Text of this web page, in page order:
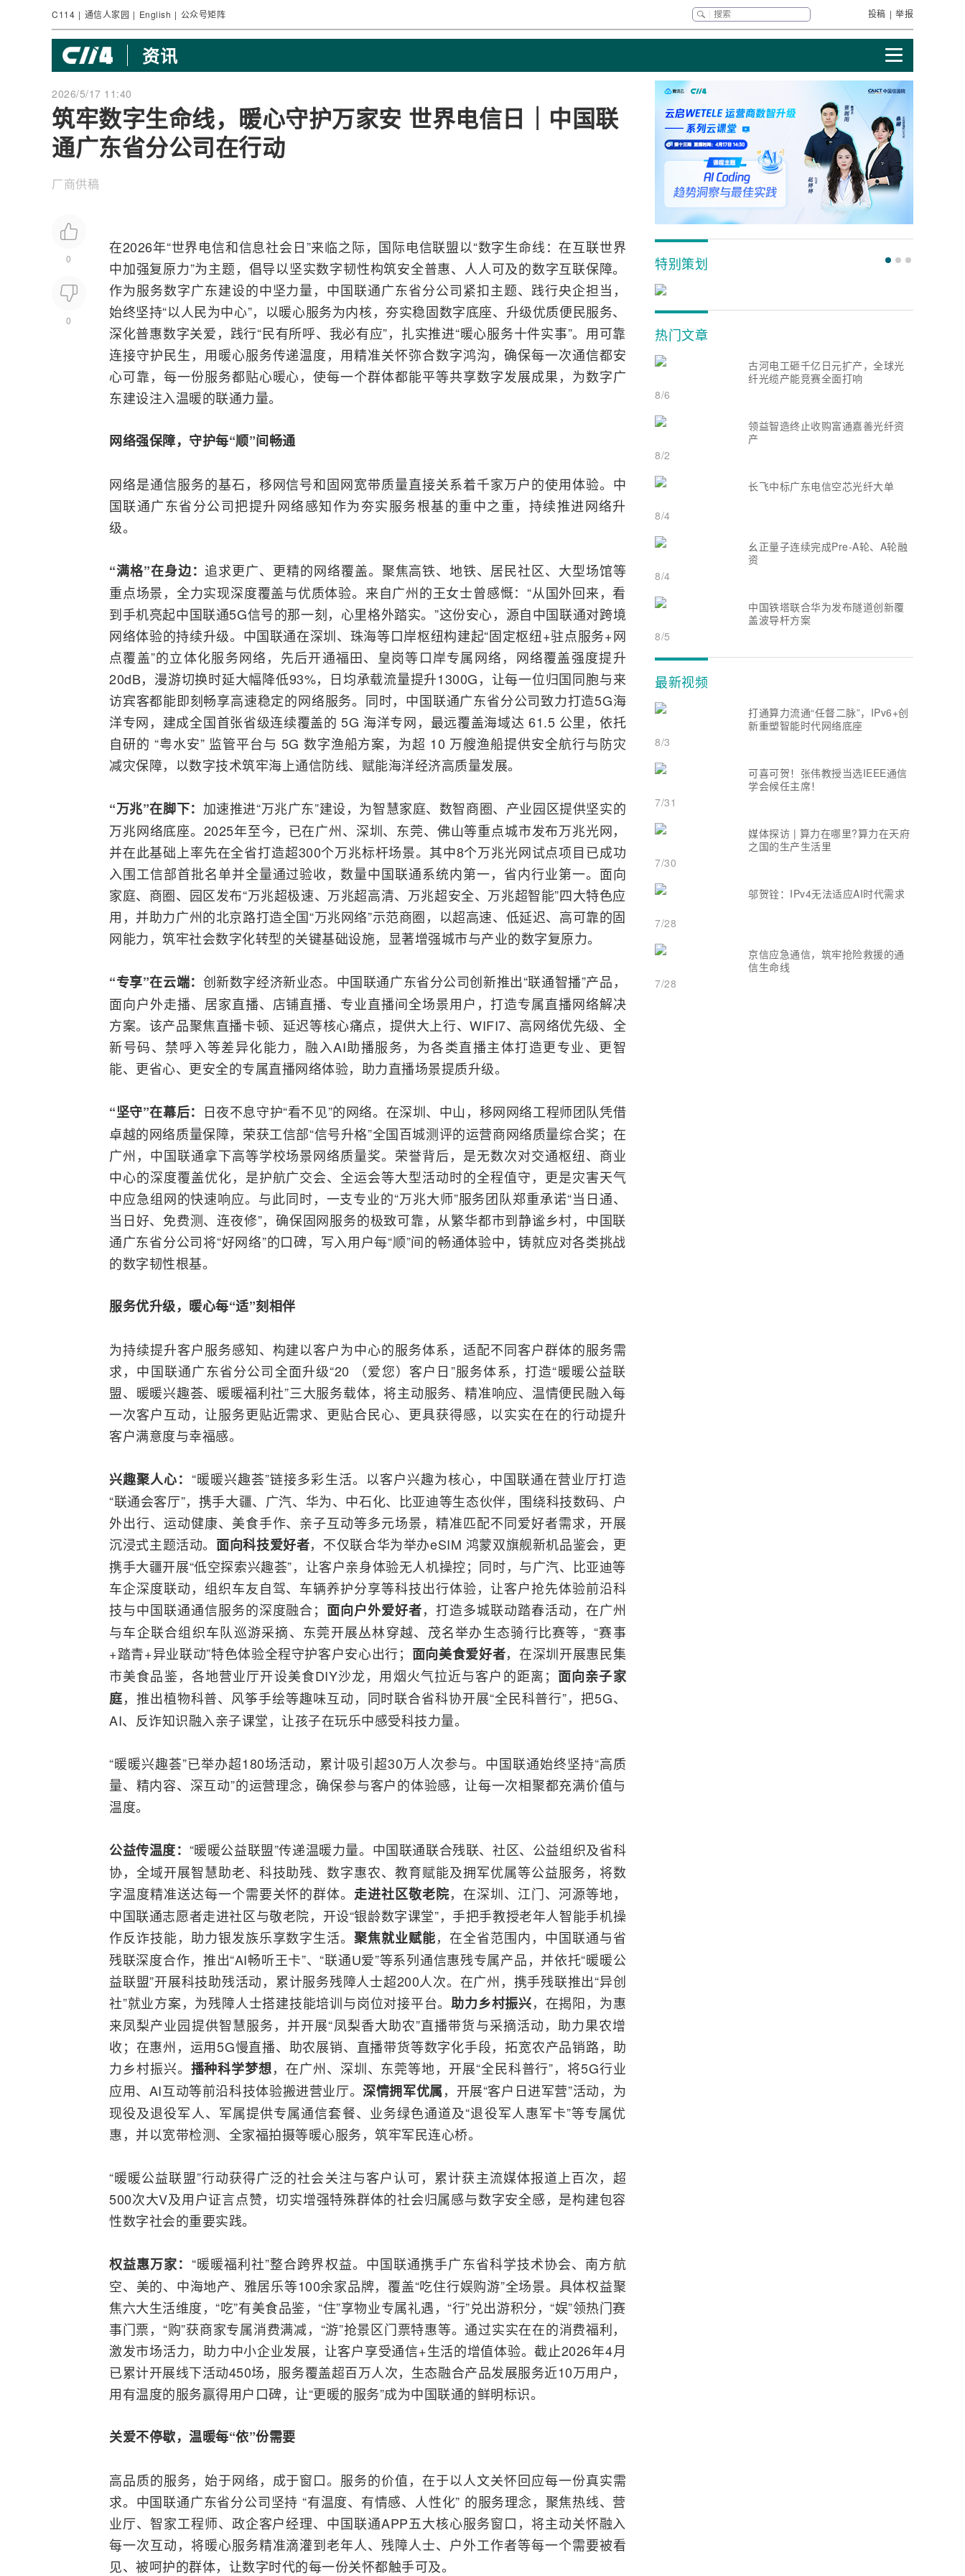
C114 | 通信人家园 | English | 公众号矩阵 投稿 | 举报
资讯
2026/5/17 11:40
筑牢数字生命线，暖心守护万家安 世界电信日｜中国联
通广东省分公司在行动
厂商供稿
0
0
在2026年“世界电信和信息社会日”来临之际，国际电信联盟以“数字生命线：在互联世界
中加强复原力”为主题，倡导以坚实数字韧性构筑安全普惠、人人可及的数字互联保障。
作为服务数字广东建设的中坚力量， 中国联通广东省分公司紧扣主题、践行央企担当，
始终坚持“以人民为中心”，以暖心服务为内核，夯实稳固数字底座、升级优质便民服务、
深化普惠数字关爱，践行“民有所呼、我必有应”，扎实推进“暖心服务十件实事”。用可靠
连接守护民生，用暖心服务传递温度，用精准关怀弥合数字鸿沟，确保每一次通信都安
心可靠，每一份服务都贴心暖心，使每一个群体都能平等共享数字发展成果，为数字广
东建设注入温暖的联通力量。
网络强保障，守护每“顺”间畅通
网络是通信服务的基石，移网信号和固网宽带质量直接关系着千家万户的使用体验。中
国联通广东省分公司把提升网络感知作为夯实服务根基的重中之重，持续推进网络升
级。
“满格”在身边：追求更广、更精的网络覆盖。聚焦高铁、地铁、居民社区、大型场馆等
重点场景，全力实现深度覆盖与优质体验。来自广州的王女士曾感慨：“从国外回来，看
到手机亮起中国联通5G信号的那一刻，心里格外踏实。”这份安心，源自中国联通对跨境
网络体验的持续升级。中国联通在深圳、珠海等口岸枢纽构建起“固定枢纽+驻点服务+网
点覆盖”的立体化服务网络，先后开通福田、皇岗等口岸专属网络，网络覆盖强度提升
20dB， 漫游切换时延大幅降低93%，日均承载流量提升1300G，让每一位归国同胞与来
访宾客都能即刻畅享高速稳定的网络服务。同时，中国联通广东省分公司致力打造5G海
洋专网，建成全国首张省级连续覆盖的 5G 海洋专网，最远覆盖海域达 61.5 公里，依托
自研的 “粤水安” 监管平台与 5G 数字渔船方案，为超 10 万艘渔船提供安全航行与防灾
减灾保障，以数字技术筑牢海上通信防线、赋能海洋经济高质量发展。
“万兆”在脚下： 加速推进“万兆广东”建设，为智慧家庭、数智商圈、产业园区提供坚实的
万兆网络底座。2025年至今，已在广州、深圳、东莞、佛山等重点城市发布万兆光网，
并在此基础上率先在全省打造超300个万兆标杆场景。其中8个万兆光网试点项目已成功
入围工信部首批名单并全量通过验收，数量中国联通系统内第一，省内行业第一。面向
家庭、商圈、园区发布“万兆超极速、万兆超高清、万兆超安全、万兆超智能”四大特色应
用，并助力广州的北京路打造全国“万兆网络”示范商圈，以超高速、低延迟、高可靠的固
网能力，筑牢社会数字化转型的关键基础设施，显著增强城市与产业的数字复原力。
“专享”在云端： 创新数字经济新业态。中国联通广东省分公司创新推出“联通智播”产品，
面向户外走播、居家直播、店铺直播、专业直播间全场景用户，打造专属直播网络解决
方案。该产品聚焦直播卡顿、延迟等核心痛点，提供大上行、WIFI7、高网络优先级、全
新号码、禁呼入等差异化能力，融入AI助播服务，为各类直播主体打造更专业、更智
能、更省心、更安全的专属直播网络体验，助力直播场景提质升级。
“坚守”在幕后： 日夜不息守护“看不见”的网络。在深圳、中山，移网网络工程师团队凭借
卓越的网络质量保障，荣获工信部“信号升格”全国百城测评的运营商网络质量综合奖；在
广州，中国联通拿下高等学校场景网络质量奖。荣誉背后，是无数次对交通枢纽、商业
中心的深度覆盖优化，是护航广交会、全运会等大型活动时的全程值守，更是灾害天气
中应急组网的快速响应。与此同时，一支专业的“万兆大师”服务团队郑重承诺“当日通、
当日好、免费测、连夜修”，确保固网服务的极致可靠，从繁华都市到静谧乡村，中国联
通广东省分公司将“好网络”的口碑，写入用户每“顺”间的畅通体验中，铸就应对各类挑战
的数字韧性根基。
服务优升级，暖心每“适”刻相伴
为持续提升客户服务感知、构建以客户为中心的服务体系，适配不同客户群体的服务需
求，中国联通广东省分公司全面升级“20 （爱您）客户日”服务体系，打造“暖暖公益联
盟、暖暖兴趣荟、暖暖福利社”三大服务载体，将主动服务、精准响应、温情便民融入每
一次客户互动，让服务更贴近需求、更贴合民心、更具获得感，以实实在在的行动提升
客户满意度与幸福感。
兴趣聚人心： “暖暖兴趣荟”链接多彩生活。以客户兴趣为核心，中国联通在营业厅打造
“联通会客厅”，携手大疆、广汽、 华为、中石化、 比亚迪等生态伙伴，围绕科技数码、户
外出行、运动健康、美食手作、亲子互动等多元场景，精准匹配不同爱好者需求，开展
沉浸式主题活动。 面向科技爱好者，不仅联合华为举办eSIM 鸿蒙双旗舰新机品鉴会，更
携手大疆开展“低空探索兴趣荟”，让客户亲身体验无人机操控；同时，与广汽、比亚迪等
车企深度联动，组织车友自驾、车辆养护分享等科技出行体验，让客户抢先体验前沿科
技与中国联通通信服务的深度融合； 面向户外爱好者，打造多城联动踏春活动，在广州
与车企联合组织车队巡游采摘、东莞开展丛林穿越、茂名举办生态骑行比赛等，“赛事
+踏青+异业联动”特色体验全程守护客户安心出行； 面向美食爱好者，在深圳开展惠民集
市美食品鉴，各地营业厅开设美食DIY沙龙，用烟火气拉近与客户的距离； 面向亲子家
庭，推出植物科普、风筝手绘等趣味互动，同时联合省科协开展“全民科普行”，把5G、
AI、反诈知识融入亲子课堂，让孩子在玩乐中感受科技力量。
“暖暖兴趣荟”已举办超180场活动，累计吸引超30万人次参与。中国联通始终坚持“高质
量、精内容、深互动”的运营理念，确保参与客户的体验感，让每一次相聚都充满价值与
温度。
公益传温度： “暖暖公益联盟”传递温暖力量。中国联通联合残联、社区、公益组织及省科
协，全域开展智慧助老、科技助残、数字惠农、教育赋能及拥军优属等公益服务，将数
字温度精准送达每一个需要关怀的群体。 走进社区敬老院，在深圳、江门、河源等地，
中国联通志愿者走进社区与敬老院，开设“银龄数字课堂”，手把手教授老年人智能手机操
作反诈技能，助力银发族乐享数字生活。聚焦就业赋能，在全省范围内，中国联通与省
残联深度合作，推出“AI畅听王卡”、“联通U爱”等系列通信惠残专属产品，并依托“暖暖公
益联盟”开展科技助残活动，累计服务残障人士超200人次。在广州，携手残联推出“异创
社”就业方案，为残障人士搭建技能培训与岗位对接平台。助力乡村振兴，在揭阳，为惠
来凤梨产业园提供智慧服务，并开展“凤梨香大助农”直播带货与采摘活动，助力果农增
收；在惠州，运用5G慢直播、助农展销、直播带货等数字化手段，拓宽农产品销路，助
力乡村振兴。 播种科学梦想，在广州、深圳、东莞等地，开展“全民科普行”，将5G行业
应用、AI互动等前沿科技体验搬进营业厅。深情拥军优属，开展“客户日进军营”活动，为
现役及退役军人、军属提供专属通信套餐、业务绿色通道及“退役军人惠军卡”等专属优
惠，并以宽带检测、全家福拍摄等暖心服务，筑牢军民连心桥。
“暖暖公益联盟”行动获得广泛的社会关注与客户认可，累计获主流媒体报道上百次，超
500次大V及用户证言点赞，切实增强特殊群体的社会归属感与数字安全感，是构建包容
性数字社会的重要实践。
权益惠万家： “暖暖福利社”整合跨界权益。中国联通携手广东省科学技术协会、南方航
空、美的、中海地产、雅居乐等100余家品牌，覆盖“吃住行娱购游”全场景。具体权益聚
焦六大生活维度，“吃”有美食品鉴，“住”享物业专属礼遇，“行”兑出游积分，“娱”领热门赛
事门票，“购”获商家专属消费满减，“游”抢景区门票特惠等。通过实实在在的消费福利，
激发市场活力，助力中小企业发展，让客户享受通信+生活的增值体验。截止2026年4月
已累计开展线下活动450场，服务覆盖超百万人次，生态融合产品发展服务近10万用户，
用有温度的服务赢得用户口碑，让“更暖的服务”成为中国联通的鲜明标识。
关爱不停歇，温暖每“依”份需要
高品质的服务，始于网络，成于窗口。服务的价值，在于以人文关怀回应每一份真实需
求。中国联通广东省分公司坚持 “有温度、有情感、人性化” 的服务理念，聚焦热线、营
业厅、智家工程师、政企客户经理、中国联通APP五大核心服务窗口，将主动关怀融入
每一次互动，将暖心服务精准滴灌到老年人、残障人士、户外工作者等每一个需要被看
见、被呵护的群体，让数字时代的每一份关怀都触手可及。
特别策划
热门文章
古河电工砸千亿日元扩产，全球光
纤光缆产能竞赛全面打响
8/6
领益智造终止收购富通嘉善光纤资
产
8/2
长飞中标广东电信空芯光纤大单
8/4
幺正量子连续完成Pre-A轮、A轮融
资
8/4
中国铁塔联合华为发布隧道创新覆
盖波导杆方案
8/5
最新视频
打通算力流通“任督二脉”，IPv6+创
新重塑智能时代网络底座
8/3
可喜可贺！张伟教授当选IEEE通信
学会候任主席！
7/31
媒体探访 | 算力在哪里?算力在天府
之国的生产生活里
7/30
邬贺铨：IPv4无法适应AI时代需求
7/28
京信应急通信，筑牢抢险救援的通
信生命线
7/28